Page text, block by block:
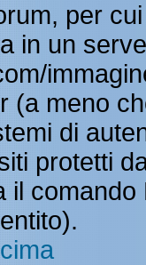
per
in un
(a meno
di
protetti
il